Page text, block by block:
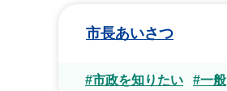
市長あいさつ
#市政を知りたい #一般